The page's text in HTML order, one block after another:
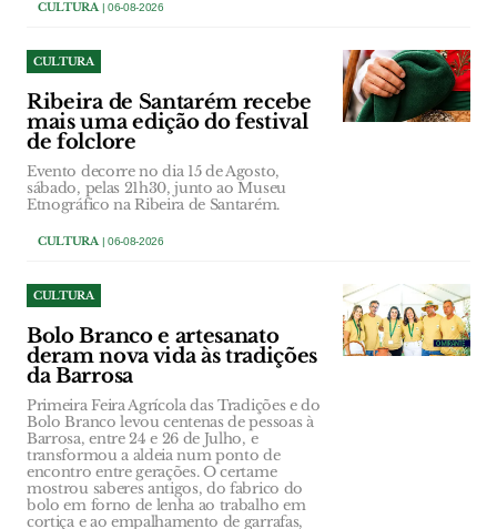
CULTURA| 06-08-2026
CULTURA
Ribeira de Santarém recebe
mais uma edição do festival
de folclore
Evento decorre no dia 15 de Agosto,
sábado, pelas 21h30, junto ao Museu
Etnográfico na Ribeira de Santarém.
CULTURA| 06-08-2026
CULTURA
Bolo Branco e artesanato
deram nova vida às tradições
da Barrosa
Primeira Feira Agrícola das Tradições e do
Bolo Branco levou centenas de pessoas à
Barrosa, entre 24 e 26 de Julho, e
transformou a aldeia num ponto de
encontro entre gerações. O certame
mostrou saberes antigos, do fabrico do
bolo em forno de lenha ao trabalho em
cortiça e ao empalhamento de garrafas,